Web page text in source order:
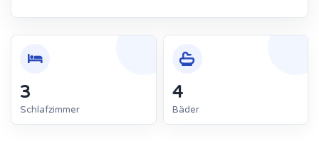
3
Schlafzimmer
4
Bäder